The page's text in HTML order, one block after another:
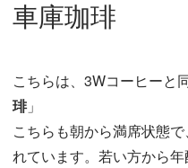
車庫珈琲
こちらは、3Wコーヒーと
琲」
こちらも朝から満席状態
れています。若い方から